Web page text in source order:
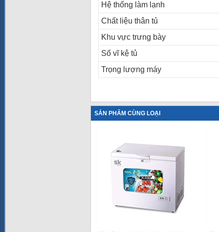
Hệ thống làm lạnh
Chất liệu thân tủ
Khu vực trưng bày
Số vĩ kệ tủ
Trọng lượng máy
SẢN PHẨM CÙNG LOẠI